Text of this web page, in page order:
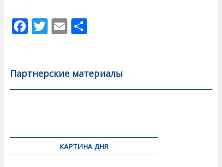
F
b
o
T
er
E
l
О
а
в
Партнерские материалы
по
записямКАРТИНА ДНЯ